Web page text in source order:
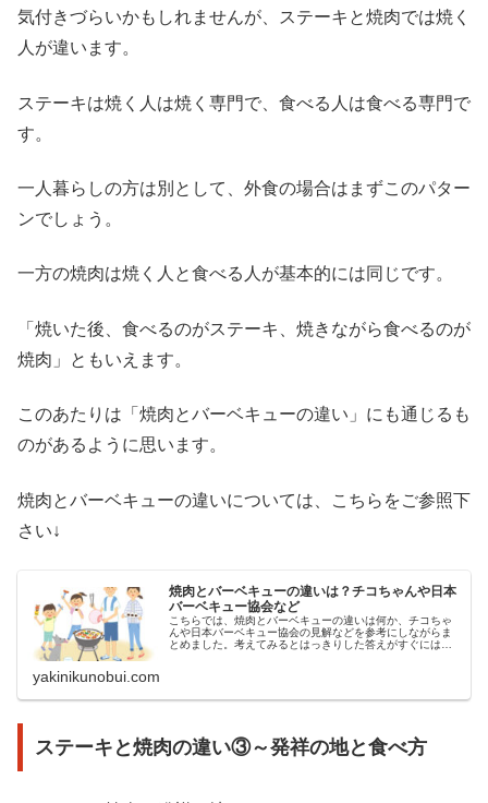
気付きづらいかもしれませんが、ステーキと焼肉では焼く
人が違います。
ステーキは焼く人は焼く専門で、食べる人は食べる専門で
す。
一人暮らしの方は別として、外食の場合はまずこのパター
ンでしょう。
一方の焼肉は焼く人と食べる人が基本的には同じです。
「焼いた後、食べるのがステーキ、焼きながら食べるのが
焼肉」ともいえます。
このあたりは「焼肉とバーベキューの違い」にも通じるも
のがあるように思います。
焼肉とバーベキューの違いについては、こちらをご参照下
さい↓
焼肉とバーベキューの違いは？チコちゃんや日本
バーベキュー協会など
こちらでは、焼肉とバーベキューの違いは何か、チコちゃ
んや日本バーベキュー協会の見解などを参考にしながらま
とめました。考えてみるとはっきりした答えがすぐには出
yakinikunobui.com
ステーキと焼肉の違い③～発祥の地と食べ方